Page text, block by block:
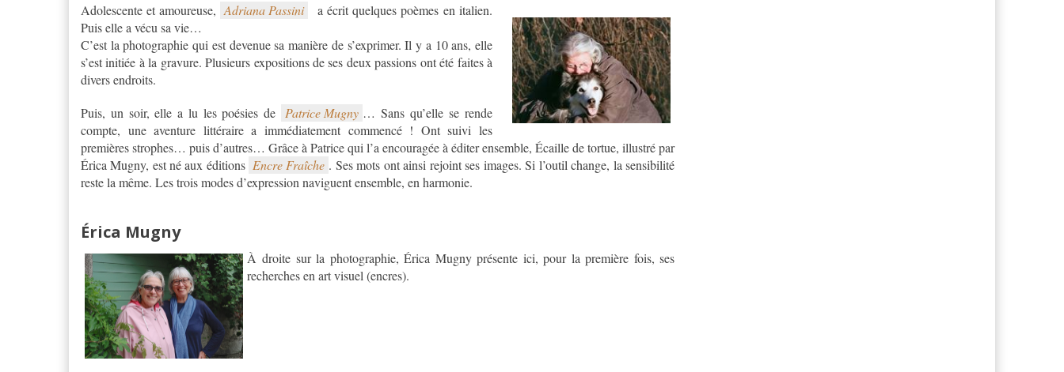
adriana_passini.jpg
Adolescente et amoureuse, Adriana Passini
a écrit quelques poèmes en italien.
Puis elle a vécu sa vie…
C’est la photographie qui est devenue sa manière de s’exprimer. Il y a 10 ans, elle
s’est initiée à la gravure. Plusieurs expositions de ses deux passions ont été faites à
divers endroits.
Puis, un soir, elle a lu les poésies de
Patrice Mugny … Sans qu’elle se rende
compte, une aventure littéraire a immédiatement commencé ! Ont suivi les
premières strophes… puis d’autres… Grâce à Patrice qui l’a encouragée à éditer ensemble, Écaille de tortue, illustré par
Érica Mugny, est né aux éditions Encre Fraîche . Ses mots ont ainsi rejoint ses images. Si l’outil change, la sensibilité
reste la même. Les trois modes d’expression naviguent ensemble, en harmonie.
Érica Mugny
À droite sur la photographie, Érica Mugny présente ici, pour la première fois, ses
recherches en art visuel (encres).